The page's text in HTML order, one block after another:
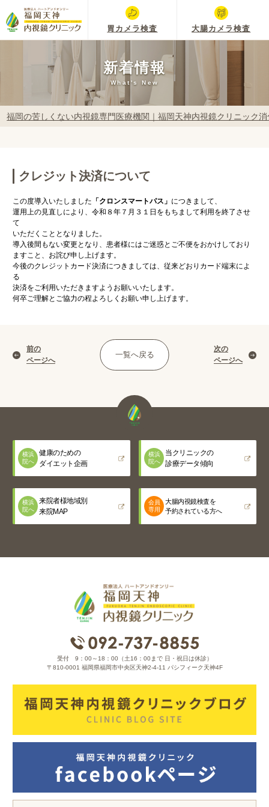
胃カメラ検査 大腸カメラ検査
新着情報
What's New
福岡の苦しくない内視鏡専門医療機関｜福岡天神内視鏡クリニック
クレジット決済について
この度導入いたしました 「クロンスマートパス」 につきまして、
運用上の見直しにより、令和８年７月３１日をもちまして利用を終了させ
て
いただくこととなりました。
導入後間もない変更となり、患者様にはご迷惑とご不便をおかけしており
ますこと、お詫び申し上げます。
今後のクレジットカード決済につきましては、従来どおりカード端末によ
る
決済をご利用いただきますようお願いいたします。
何卒ご理解とご協力の程よろしくお願い申し上げます。
前の
ページへ
一覧へ戻る
次の
ページへ
横浜
院へ
健康のための
ダイエット企画
横浜
院へ
当クリニックの
診療データ傾向
横浜
院へ
来院者様地域別
来院MAP
会員
専用
大腸内視鏡検査を
予約されている方へ
受付 9：00～18：00（土16：00まで 日・祝日は休診）
〒810-0001 福岡県福岡市中央区天神2-4-11 パシフィーク天神4F